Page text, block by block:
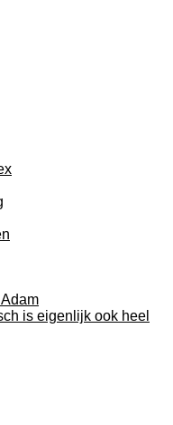
is eigenlijk ook heel